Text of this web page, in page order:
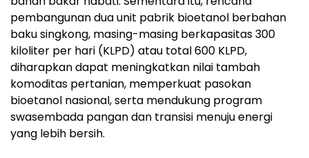
pembangunan dua unit pabrik bioetanol berbahan
baku singkong, masing-masing berkapasitas 300
kiloliter per hari (KLPD) atau total 600 KLPD,
diharapkan dapat meningkatkan nilai tambah
komoditas pertanian, memperkuat pasokan
bioetanol nasional, serta mendukung program
swasembada pangan dan transisi menuju energi
yang lebih bersih.